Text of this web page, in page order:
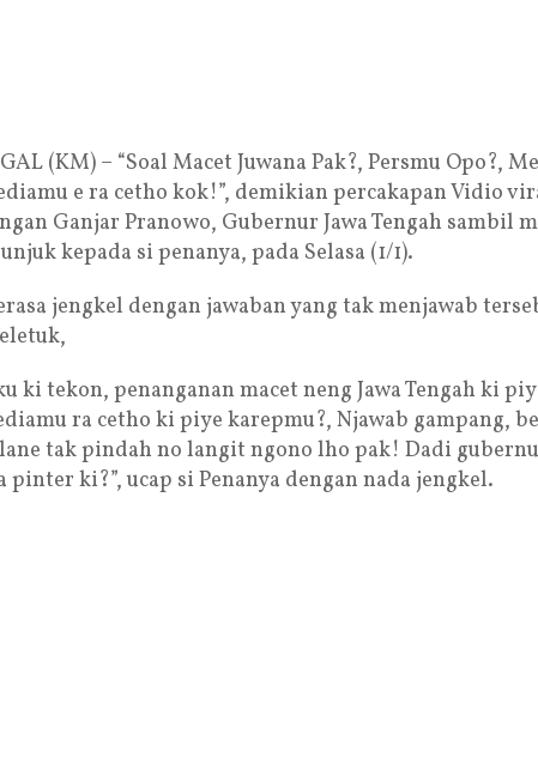
(KM) – “Soal Macet Juwana Pak?, Persmu Opo?,
e ra cetho kok!”, demikian percakapan Vidio
Ganjar Pranowo, Gubernur Jawa Tengah sambil
kepada si penanya, pada Selasa (1/1).
jengkel dengan jawaban yang tak menjawab
ki tekon, penanganan macet neng Jawa Tengah ki
ra cetho ki piye karepmu?, Njawab gampang,
tak pindah no langit ngono lho pak! Dadi
pinter ki?”, ucap si Penanya dengan nada jengkel.